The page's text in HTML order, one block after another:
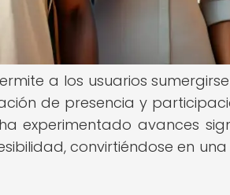
a los usuarios
de presencia y
experimentado avances
convirtiéndose en